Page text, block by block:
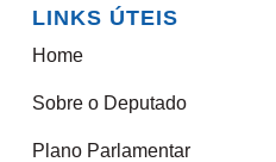
LINKS ÚTEIS
Home
Sobre o Deputado
Plano Parlamentar